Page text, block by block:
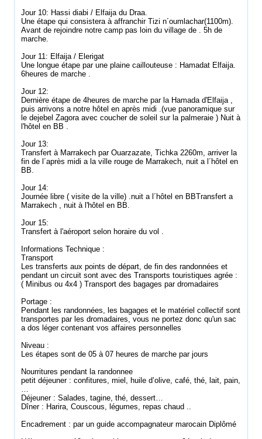
Jour 10: Hassi diabi / Elfaija du Draa.
Une étape qui consistera à affranchir Tizi n´oumlachar(1100m).
Avant de rejoindre notre camp pas loin du village de . 5h de
marche.
Jour 11: Elfaija / Elerigat
Une longue étape par une plaine caillouteuse : Hamadat Elfaija.
6heures de marche .
Jour 12:
Dernière étape de 4heures de marche par la Hamada d'Elfaija ,
puis arrivons a notre hôtel en après midi .(vue panoramique sur
le dejebel Zagora avec coucher de soleil sur la palmeraie ) Nuit à
l'hôtel en BB .
Jour 13:
Transfert à Marrakech par Ouarzazate, Tichka 2260m, arriver la
fin de l´après midi a la ville rouge de Marrakech, nuit a l´hôtel en
BB.
Jour 14:
Journée libre ( visite de la ville) .nuit a l´hôtel en BBTransfert a
Marrakech , nuit à l'hôtel en BB.
Jour 15:
Transfert à l'aéroport selon horaire du vol .
Informations Technique :
Transport
Les transferts aux points de départ, de fin des randonnées et
pendant un circuit sont avec des Transports touristiques agrée :
( Minibus ou 4x4 ) Transport des bagages par dromadaires
Portage :
Pendant les randonnées, les bagages et le matériel collectif sont
transportes par les dromadaires, vous ne portez donc qu'un sac
a dos léger contenant vos affaires personnelles
Niveau :
Les étapes sont de 05 à 07 heures de marche par jours
Nourritures pendant la randonnee
petit déjeuner : confitures, miel, huile d’olive, café, thé, lait, pain,
…
Déjeuner : Salades, tagine, thé, dessert…
Dîner : Harira, Couscous, légumes, repas chaud ..
Encadrement : par un guide accompagnateur marocain Diplômé